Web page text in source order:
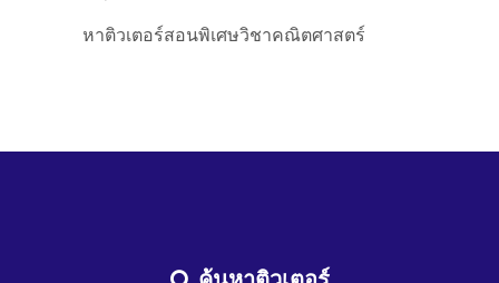
หาติวเตอร์สอนพิเศษวิชาคณิตศาสตร์